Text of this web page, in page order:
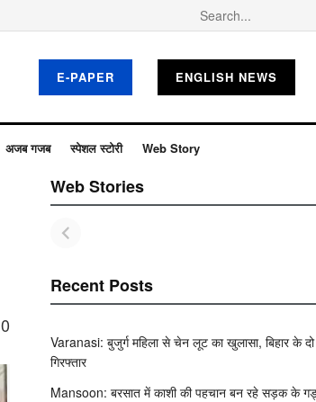
E-PAPER ENGLISH NEWS
अजब गजब स्पेशल स्टोरी Web Story
0
Web Stories
Recent Posts
Varanasi: बुजुर्ग महिला से चेन लूट का खुलासा, बिहार के
गिरफ्तार
Mansoon: बरसात में काशी की पहचान बन रहे सड़क के